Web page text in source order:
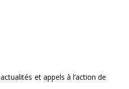
et appels à l’action de